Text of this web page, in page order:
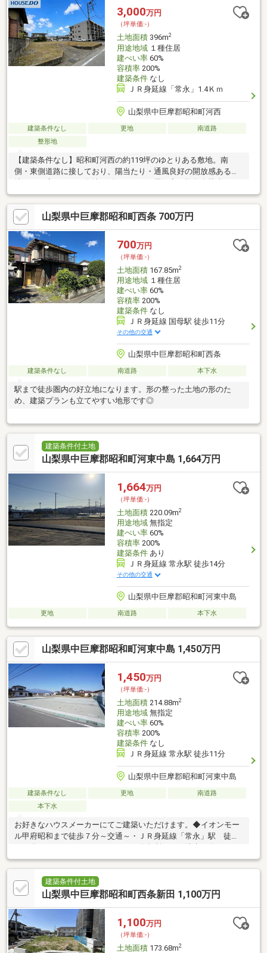
3,000万円
（坪単価:-）
土地面積396m2
用途地域１種住居
建ぺい率60%
容積率200%
建築条件なし
ＪＲ身延線「常永」1.4Ｋｍ
山梨県中巨摩郡昭和町河西
建築条件なし 更地
南道路
整形地
【建築条件なし】昭和町河西の約119坪のゆとりある敷地。南
側・東側道路に接しており、陽当たり・通風良好の開放感ある立
地です。広々とした敷地を活かして、平屋住宅や複数台駐車スペ
ース付きの住まい、二世帯住宅など多彩なプランをご検討いただ
けます。周辺には生活利便施設も点在しており、住環境も良好。
お好きなハウスメーカー・工務店で建築可能です。なお、上下水
道の引込みはなく、引込み工事費用等が別途必要となります。詳
細はお気軽にお問い合わせください。
山梨県中巨摩郡昭和町西条 700万円
700万円
（坪単価:-）
土地面積167.85m2
用途地域１種住居
建ぺい率60%
容積率200%
建築条件なし
ＪＲ身延線 国母駅 徒歩11分
その他の交通
山梨県中巨摩郡昭和町西条
建築条件なし 南道路 本下水
駅まで徒歩圏内の好立地になります。形の整った土地の形のた
め、建築プランも立てやすい地形です◎
建築条件付土地
山梨県中巨摩郡昭和町河東中島 1,664万円
1,664万円
（坪単価:-）
土地面積220.09m2
用途地域無指定
建ぺい率60%
容積率200%
建築条件あり
ＪＲ身延線 常永駅 徒歩14分
その他の交通
山梨県中巨摩郡昭和町河東中島
更地 南道路 本下水
山梨県中巨摩郡昭和町河東中島 1,450万円
1,450万円
（坪単価:-）
土地面積214.88m2
用途地域無指定
建ぺい率60%
容積率200%
建築条件なし
ＪＲ身延線 常永駅 徒歩11分
山梨県中巨摩郡昭和町河東中島
建築条件なし 更地
南道路
本下水
お好きなハウスメーカーにてご建築いただけます。◆イオンモー
ル甲府昭和まで徒歩７分～交通～・ＪＲ身延線「常永」駅 徒歩
中央線「甲府」駅まで バスで２５分・中央自動車道「甲府昭和
Ｉ．Ｃ．」まで車で約１０分（約３．５ｋｍ）
建築条件付土地
山梨県中巨摩郡昭和町西条新田 1,100万円
1,100万円
（坪単価:-）
土地面積173.68m2